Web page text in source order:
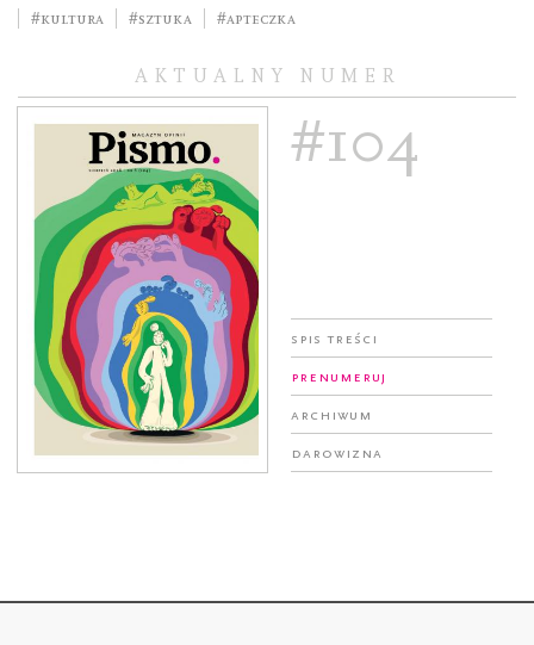
#kultura #sztuka #Apteczka
AKTUALNY NUMER
#104
Spis treści
Prenumeruj
Archiwum
Darowizna